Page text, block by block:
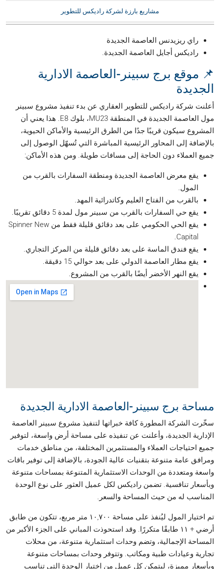
مشاريع بارزة لشركة راديكس للتطوير
راي ريزيدنس العاصمة الجديدة
راديكس أجايل العاصمة الجديدة.
📌 موقع برج سبينر-العاصمة الادارية
الجديدة
أعلنت شركة راديكس للتطوير العقاري عن بدء تنفيذ مشروع سبينر
مول العاصمة الجديدة في المنطقة MU23، بلوك E8. هذا يعني أن
المشروع سيكون قريبًا جدًا من الطرق الرئيسية والأماكن الحيوية،
بالإضافة إلى المحاور الرئيسية المباشرة التي تُسهّل الوصول إلى
جميع العملاء دون الحاجة إلى مسافات طويلة. ومن هذه الأماكن:
يقع معرض العاصمة الجديدة ومنطقة السفارات بالقرب من
المول.
بالقرب من الفتاح العليم وكاتدرائية المهد.
يقع حي السفارات بالقرب من سبينر مول لمدة 5 دقائق تقريبًا.
يقع الحي الحكومي على بعد دقائق قليلة فقط من Spinner New
Capital.
يقع فندق الماسة على بعد دقائق قليلة من المركز التجاري.
يقع مطار العاصمة الدولي على بعد حوالي 15 دقيقة.
يقع النهر الأخضر أيضًا بالقرب من المشروع.
مساحة برج سبينر-العاصمة الادارية الجديدة
سخّرت الشركة المطورة كافة خبراتها لتنفيذ مشروع سبينر العاصمة
الإدارية الجديدة، وأعلنت عن تنفيذه على مساحة أرض واسعة، لتوفير
جميع احتياجات العملاء والمستثمرين المختلفة، من مناطق خدمات
ومرافق عامة متنوعة بتقنيات عالية الجودة، بالإضافة إلى توفير باقات
واسعة ومتعددة من الوحدات الاستثمارية المتنوعة بمساحات متنوعة
وبأسعار تنافسية. تضمن راديكس لكل عميل العثور على نوع الوحدة
المناسب له من حيث المساحة والسعر.
تم اختيار المول ليُنفذ على مساحة ١٠,٧٠٠ متر مربع، تتكون من طابق
أرضي + ١١ طابقًا متكررًا. وقد استحوذت المباني على الجزء الأكبر من
المساحة الإجمالية، وتضم وحدات استثمارية متنوعة، من محلات
تجارية وعيادات طبية ومكاتب. وتتوفر وحدات بمساحات متنوعة
وبأسعار مميزة، ليتمكن كل عميل من اختيار الوحدة التي تناسب